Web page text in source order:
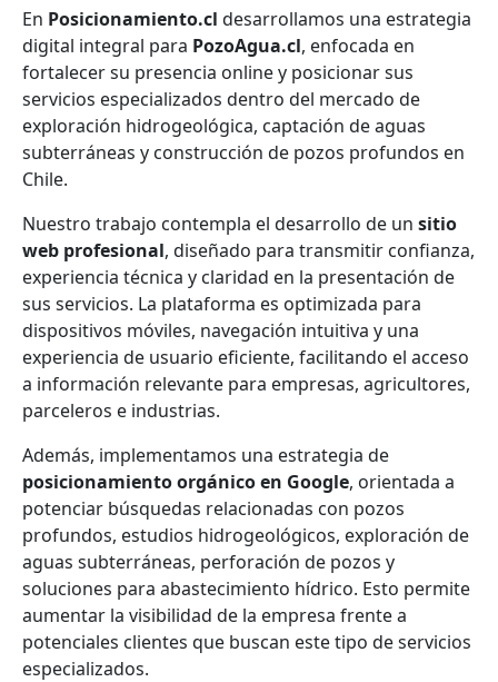
En Posicionamiento.cl desarrollamos una estrategia
digital integral para PozoAgua.cl, enfocada en
fortalecer su presencia online y posicionar sus
servicios especializados dentro del mercado de
exploración hidrogeológica, captación de aguas
subterráneas y construcción de pozos profundos en
Chile.
Nuestro trabajo contempla el desarrollo de un sitio
web profesional, diseñado para transmitir confianza,
experiencia técnica y claridad en la presentación de
sus servicios. La plataforma es optimizada para
dispositivos móviles, navegación intuitiva y una
experiencia de usuario eficiente, facilitando el acceso
a información relevante para empresas, agricultores,
parceleros e industrias.
Además, implementamos una estrategia de
posicionamiento orgánico en Google, orientada a
potenciar búsquedas relacionadas con pozos
profundos, estudios hidrogeológicos, exploración de
aguas subterráneas, perforación de pozos y
soluciones para abastecimiento hídrico. Esto permite
aumentar la visibilidad de la empresa frente a
potenciales clientes que buscan este tipo de servicios
especializados.